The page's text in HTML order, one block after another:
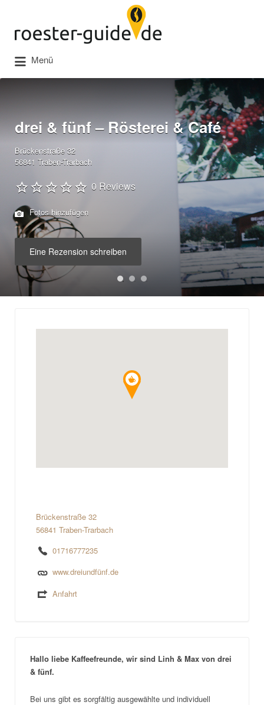
Menü
drei & fünf – Rösterei & Café
Brückenstraße 32
56841 Traben-Trarbach
0 Reviews
Fotos hinzufügen
Eine Rezension schreiben
Brückenstraße 32
56841 Traben-Trarbach
01716777235
www.dreiundfünf.de
Anfahrt
Hallo liebe Kaffeefreunde, wir sind Linh & Max von drei
& fünf.
Bei uns gibt es sorgfältig ausgewählte und individuell